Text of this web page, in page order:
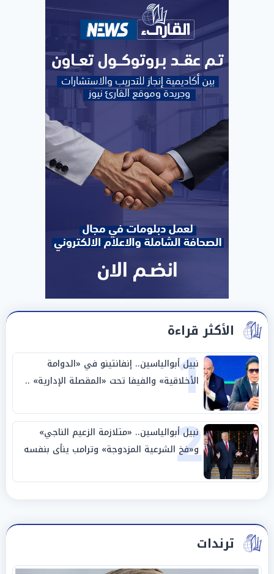
الأكثر قراءة
1
نبيل أبوالياسين.. إنفانتينو في «الدوامة
الأخلاقية» والفيفا تحت «المقصلة الإدارية» ..
«عبادة العرش وجنازة المصداقية»
2
نبيل أبوالياسين.. «متلازمة الزعيم الناجي»
و«فخ الشرعية المزدوجة» وترامب ينأى بنفسه
وحليفه في «ميتم استراتيجي»
ترندات